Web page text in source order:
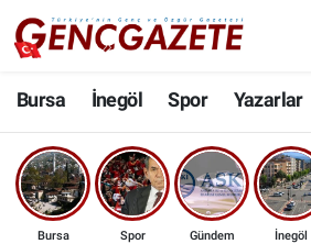
Bursa İnegöl Spor Yazarlar
Bursa Spor Gündem İnegöl
Bursa
İnegöl
3.SAYFA
Nöbetçi Eczaneler
Hava Durumu
Trafik Durumu